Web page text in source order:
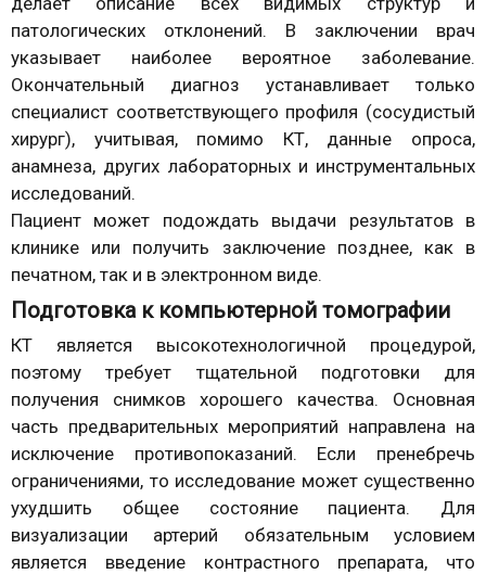
патологических отклонений. В заключении врач
указывает наиболее вероятное заболевание.
Окончательный диагноз устанавливает только
специалист соответствующего профиля (сосудистый
хирург), учитывая, помимо КТ, данные опроса,
анамнеза, других лабораторных и инструментальных
исследований.
Пациент может подождать выдачи результатов в
клинике или получить заключение позднее, как в
печатном, так и в электронном виде.
Подготовка к компьютерной томографии
КТ является высокотехнологичной процедурой,
поэтому требует тщательной подготовки для
получения снимков хорошего качества. Основная
часть предварительных мероприятий направлена на
исключение противопоказаний. Если пренебречь
ограничениями, то исследование может существенно
ухудшить общее состояние пациента. Для
визуализации артерий обязательным условием
является введение контрастного препарата, что